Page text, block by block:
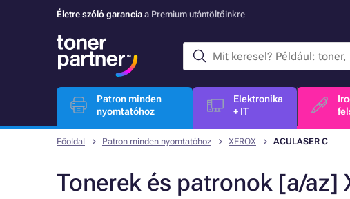
Életre szóló garancia a Premium utántöltőinkre
Patron minden
nyomtatóhoz
Elektronika
+ IT
Főoldal Patron minden nyomtatóhoz XEROX ACULASER C
Tonerek és patronok [a/az]